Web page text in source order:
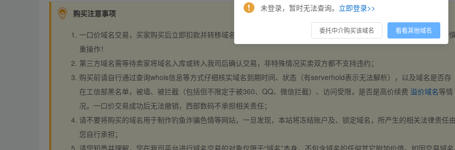
购买注意事项
一口价域名交易，买家购买后立即扣款并转移域名，交易自动完成。买卖双方都不支持违约，一旦出价不支持撤销，请
重操作！
第三方域名需等待卖家将域名入库或转入我司后确认交易，非特殊情况买卖双方都不支持违约；
购买前请自行通过查询whois信息等方式仔细核实域名到期时间、状态（有serverhold表示无法解析），以及域名是否存
在工信部黑名单，被墙、被拦截（包括但不限定于被360、QQ、微信拦截）、访问受限，是否是高价续费 溢价域名等情
况。一口价交易成功后无法撤销，西部数码不承担相关责任；
请不要将购买的域名用于制作钓鱼诈骗色情等网站，一旦发现，本站将冻结账户及、锁定域名，所产生的相关法律责任
您自行承担；
请您知悉并理解，您在我司平台进行域名交易的对象仅限于“域名”本身，不包含域名的任何其它附加价值。如因交易域名
未登录，暂时无法查询。 立即登录>>
委托中介购买该域名 看看其他域名